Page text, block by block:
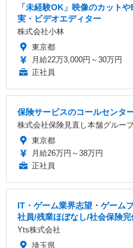
「未経験OK」映像のカット
実・ビデオエディター
株式会社小林
東京都
月給22万3,000円～30万円
正社員
保険サービスのコールセンタ
株式会社保険見直し本舗グルー
東京都
月給26万円～38万円
正社員
IT・ゲーム業界志望・ゲーム
社員/残業ほぼなし/社会保険
Yts株式会社
埼玉県